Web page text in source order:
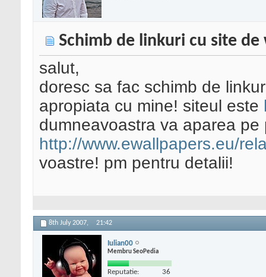
Schimb de linkuri cu site
salut,
doresc sa fac schimb de
apropiata cu mine! siteul este
dumneavoastra va aparea pe
http://www.ewallpapers.eu/
voastre! pm pentru detalii!
8th July 2007, 21:42
Iulian00
Membru SeoPedia
Reputatie: 36